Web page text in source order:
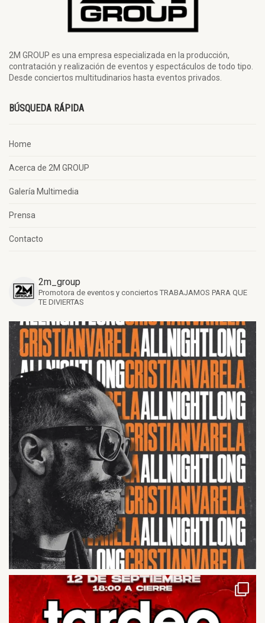
2M GROUP es una empresa especializada en la producción,
contratación y realización de eventos y espectáculos de todo tipo.
Desde conciertos multitudinarios hasta eventos privados.
BÚSQUEDA RÁPIDA
Home
Acerca de 2M GROUP
Galería Multimedia
Prensa
Contacto
2m_group
Promotora de eventos y conciertos TRABAJAMOS PARA QUE
TE DIVIERTAS